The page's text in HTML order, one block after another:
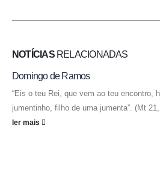
NOTÍCIASRELACIONADAS
Domingo de Ramos
“Eis o teu Rei, que vem ao teu encontro,
jumentinho, filho de uma jumenta”. (Mt
ler mais